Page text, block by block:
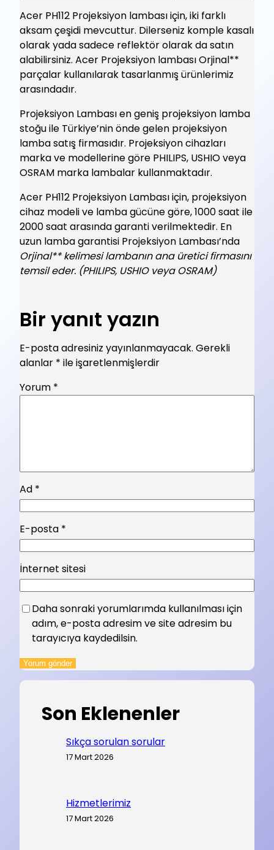
Acer PH112 Projeksiyon lambası için, iki farklı
aksam çeşidi mevcuttur. Dilerseniz komple kasalı
olarak yada sadece reflektör olarak da satın
alabilirsiniz. Acer Projeksiyon lambası Orjinal**
parçalar kullanılarak tasarlanmış ürünlerimiz
arasındadır.
Projeksiyon Lambası en geniş projeksiyon lamba
stoğu ile Türkiye’nin önde gelen projeksiyon
lamba satış firmasıdır. Projeksiyon cihazları
marka ve modellerine göre PHILIPS, USHIO veya
OSRAM marka lambalar kullanmaktadır.
Acer PH112 Projeksiyon Lambası için, projeksiyon
cihaz modeli ve lamba gücüne göre, 1000 saat ile
2000 saat arasında garanti verilmektedir. En
uzun lamba garantisi Projeksiyon Lambası’nda
Orjinal** kelimesi lambanın ana üretici firmasını
temsil eder. (PHILIPS, USHIO veya OSRAM)
Bir yanıt yazın
E-posta adresiniz yayınlanmayacak. Gerekli
alanlar * ile işaretlenmişlerdir
Yorum *
Ad *
E-posta *
İnternet sitesi
Daha sonraki yorumlarımda kullanılması için
adım, e-posta adresim ve site adresim bu
tarayıcıya kaydedilsin.
Son Eklenenler
Sıkça sorulan sorular
17 Mart 2026
Hizmetlerimiz
17 Mart 2026